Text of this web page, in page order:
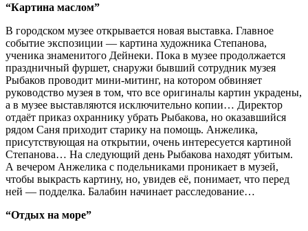
“Картина маслом”
В городском музее открывается новая выставка. Главное
событие экспозиции — картина художника Степанова,
ученика знаменитого Дейнеки. Пока в музее продолжается
праздничный фуршет, снаружи бывший сотрудник музея
Рыбаков проводит мини-митинг, на котором обвиняет
руководство музея в том, что все оригиналы картин украдены,
а в музее выставляются исключительно копии… Директор
отдаёт приказ охраннику убрать Рыбакова, но оказавшийся
рядом Саня приходит старику на помощь. Анжелика,
присутствующая на открытии, очень интересуется картиной
Степанова… На следующий день Рыбакова находят убитым.
А вечером Анжелика с подельниками проникает в музей,
чтобы выкрасть картину, но, увидев её, понимает, что перед
ней — подделка. Балабин начинает расследование…
“Отдых на море”